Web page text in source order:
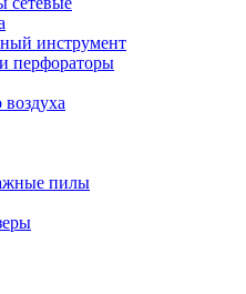
инструмент
перфораторы
пилы